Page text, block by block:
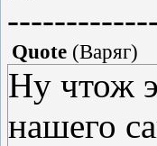
Quote (Варяг)
Ну чтож
нашего